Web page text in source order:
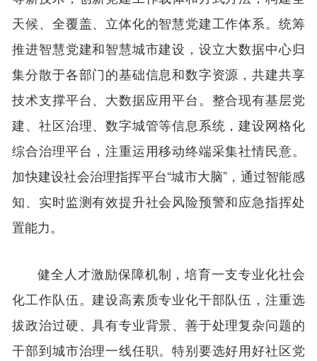
天候、全覆盖、立体化的智慧党建工作体系。统筹
推进智慧党建和智慧城市建设，设立大数据中心归
集分散于各部门的基础信息和数字资源，共建共享
技术支撑平台、大数据应用平台。整合现有基层党
建、社区治理、数字城管等信息系统，建设网格化
综合治理平台，注重运用移动终端采集社情民意。
加快建设社会治理指挥平台“城市大脑”，通过智能感
知、实时监测有效提升社会风险预警和应急指挥处
置能力。
健全人才激励保障机制，培育一支专业化社会
化工作队伍。建设高素质专业化干部队伍，注重选
拔政治过硬、具有专业背景、善于处理复杂问题的
干部到城市治理一线任职。特别要选好用好社区党